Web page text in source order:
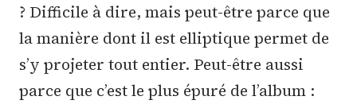
? Difficile à dire, mais peut-être parce que
la manière dont il est elliptique permet de
s’y projeter tout entier. Peut-être aussi
parce que c’est le plus épuré de l’album :